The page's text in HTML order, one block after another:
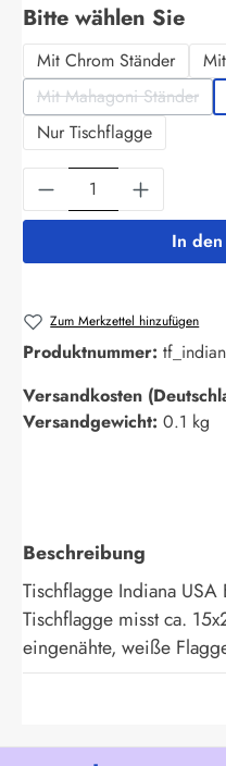
Bitte wählen Sie
Mit Chrom Ständer
Mit Mahagoni Ständer
(Diese Option
Nur Tischflagge
Produkt Anzahl:
In
Zum Merkzettel hinzufügen
Produktnummer:
Versandkosten
Versandgewicht: 0.1 kg
Beschreibung
Tischflagge Indiana USA
Tischflagge misst ca.
eingenähte, weiße